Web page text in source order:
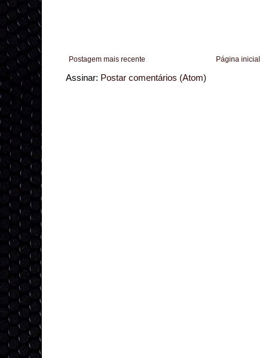
Postagem mais recente Página inicial
Assinar: Postar comentários (Atom)